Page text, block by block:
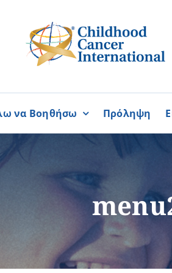
να Βοηθήσω
ΓΙΝΟΜΑΙ
Περισσότερα
Πρόληψη